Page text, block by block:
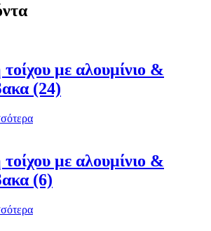
με αλουμίνιο &
(24)
με αλουμίνιο &
(6)